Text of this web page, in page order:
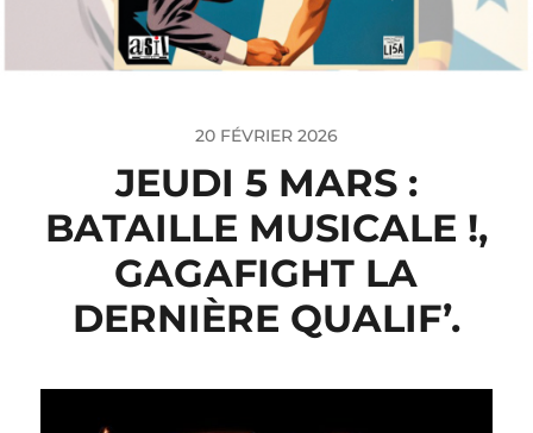
20 FÉVRIER 2026
JEUDI 5 MARS :
BATAILLE MUSICALE !,
GAGAFIGHT LA
DERNIÈRE QUALIF’.